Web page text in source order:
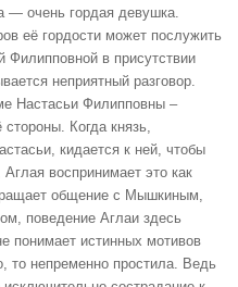
— очень гордая девушка.
её гордости может послужить
Филипповной в присутствии
неприятный разговор.
Настасьи Филипповны –
стороны. Когда князь,
кидается к ней, чтобы
воспринимает это как
общение с Мышкиным,
поведение Аглаи здесь
понимает истинных мотивов
то непременно простила. Ведь